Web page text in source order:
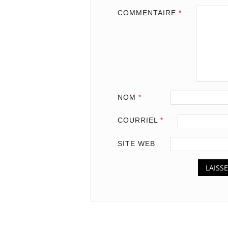
COMMENTAIRE *
NOM *
COURRIEL *
SITE WEB